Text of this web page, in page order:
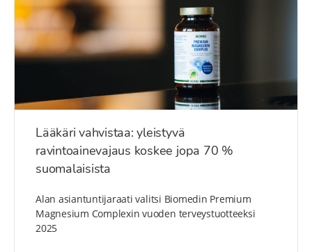
Lääkäri vahvistaa: yleistyvä
ravintoainevajaus koskee jopa 70 %
suomalaisista
Alan asiantuntijaraati valitsi Biomedin Premium
Magnesium Complexin vuoden terveystuotteeksi
2025